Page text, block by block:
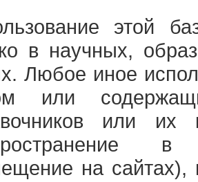
этой
в научных,
Любое иное
или
или их
на